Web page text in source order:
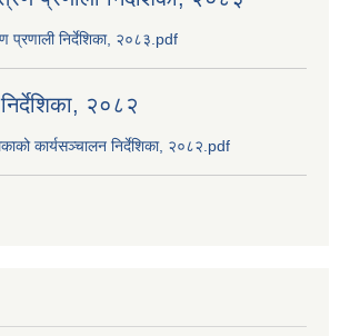
प्रणाली निर्देशिका, २०८३.pdf
२०८२
कार्यसञ्‍चालन निर्देशिका, २०८२.pdf